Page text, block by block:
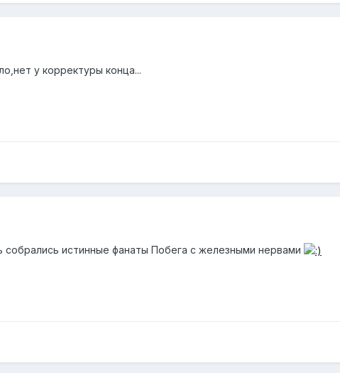
у корректуры конца...
собрались истинные фанаты Побега с железными нервами